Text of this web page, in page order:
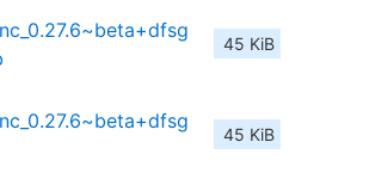
45 KiB
45 KiB